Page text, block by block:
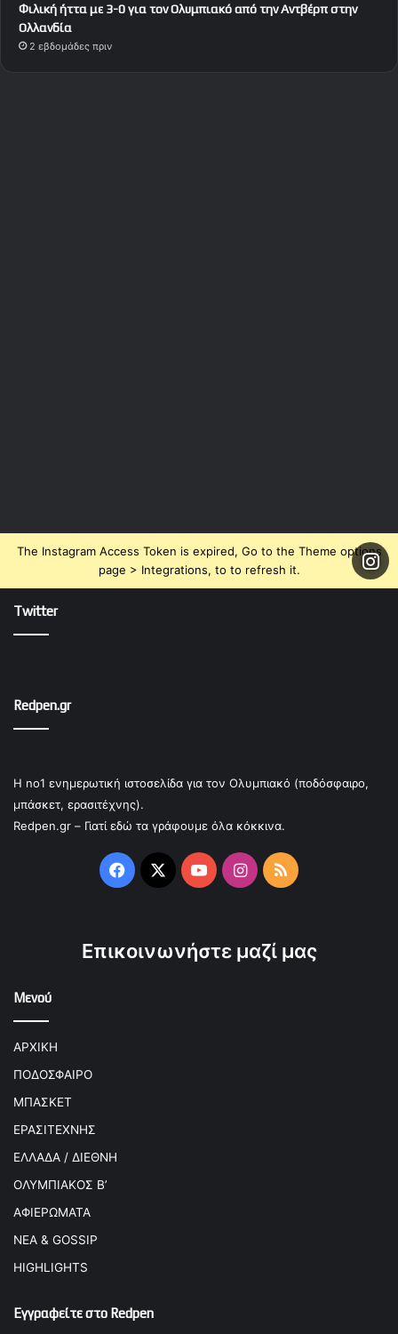
Φιλική ήττα με 3-0 για τον Ολυμπιακό από την Αντβέρπ στην
Ολλανδία
2 εβδομάδες πριν
The Instagram Access Token is expired, Go to the Theme options
page > Integrations, to to refresh it.
Twitter
Redpen.gr
Η no1 ενημερωτική ιστοσελίδα για τον Ολυμπιακό (ποδόσφαιρο,
μπάσκετ, ερασιτέχνης).
Redpen.gr – Γιατί εδώ τα γράφουμε όλα κόκκινα.
Facebook
X YouTubeInstagram
RSS
Επικοινωνήστε μαζί μας
Μενού
ΑΡΧΙΚΗ
ΠΟΔΟΣΦΑΙΡΟ
ΜΠΑΣΚΕΤ
ΕΡΑΣΙΤΕΧΝΗΣ
ΕΛΛΑΔΑ / ΔΙΕΘΝΗ
ΟΛΥΜΠΙΑΚΟΣ Β’
ΑΦΙΕΡΩΜΑΤΑ
ΝΕΑ & GOSSIP
HIGHLIGHTS
Εγγραφείτε στο Redpen